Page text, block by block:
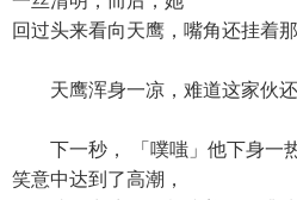
回过头来看向天鹰，嘴角还挂着那
天鹰浑身一凉，难道这家伙还
下一秒， 「噗嗤」他下身一
笑意中达到了高潮，